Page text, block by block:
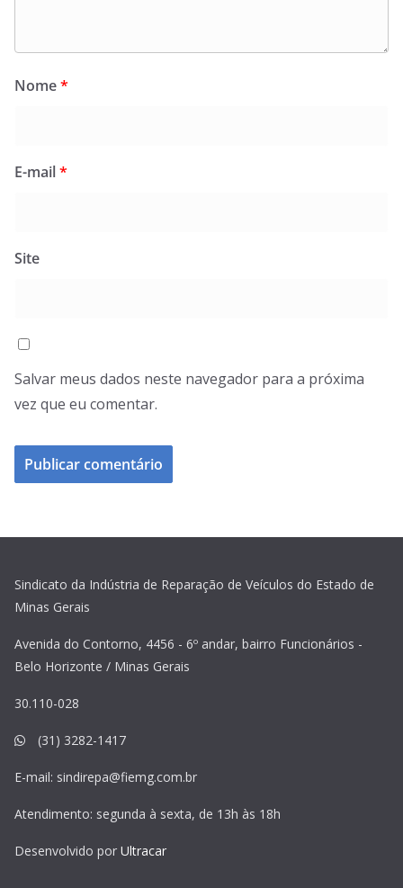
Nome*
E-mail*
Site
Salvar meus dados neste navegador para a próxima
vez que eu comentar.
Sindicato da Indústria de Reparação de Veículos do Estado de
Minas Gerais
Avenida do Contorno, 4456 - 6º andar, bairro Funcionários -
Belo Horizonte / Minas Gerais
30.110-028
(31) 3282-1417
E-mail: sindirepa@fiemg.com.br
Atendimento: segunda à sexta, de 13h às 18h
Desenvolvido por Ultracar